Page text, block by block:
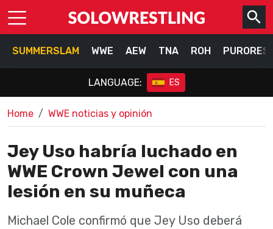
SUMMERSLAM WWE AEW TNA ROH
LANGUAGE: ES
Home WWE noticias y opinión
Jey Uso habría luchado en
WWE Crown Jewel con una
lesión en su muñeca
Michael Cole confirmó que Jey Uso deberá